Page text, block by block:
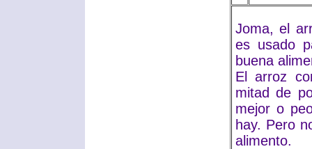
Joma, el
es usado
buena
El arroz
mitad de
mejor o
hay. Pero
alimento.